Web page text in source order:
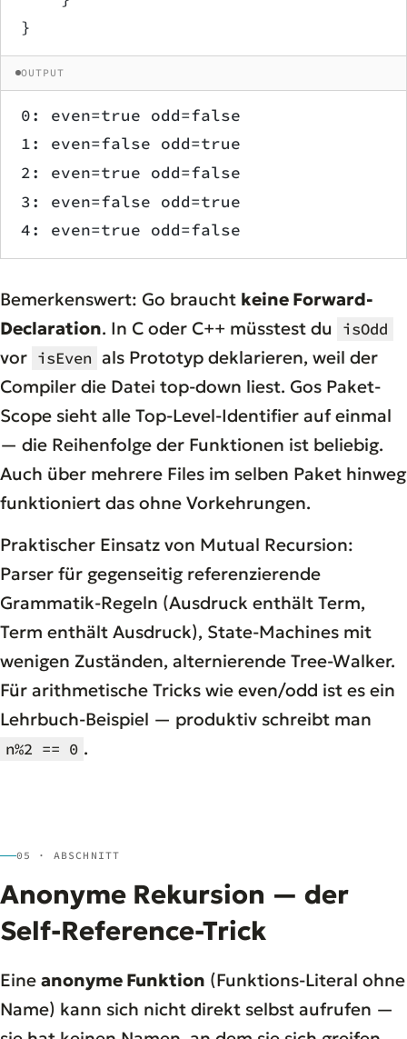
}
OUTPUT
0: even=true odd=false
1: even=false odd=true
2: even=true odd=false
3: even=false odd=true
4: even=true odd=false
Bemerkenswert: Go braucht keine Forward-
Declaration. In C oder C++ müsstest du isOdd
vor isEven als Prototyp deklarieren, weil der
Compiler die Datei top-down liest. Gos Paket-
Scope sieht alle Top-Level-Identifier auf einmal
— die Reihenfolge der Funktionen ist beliebig.
Auch über mehrere Files im selben Paket hinweg
funktioniert das ohne Vorkehrungen.
Praktischer Einsatz von Mutual Recursion:
Parser für gegenseitig referenzierende
Grammatik-Regeln (Ausdruck enthält Term,
Term enthält Ausdruck), State-Machines mit
wenigen Zuständen, alternierende Tree-Walker.
Für arithmetische Tricks wie even/odd ist es ein
Lehrbuch-Beispiel — produktiv schreibt man
n%2 == 0 .
05 · ABSCHNITT
Anonyme Rekursion — der
Self-Reference-Trick
Eine anonyme Funktion (Funktions-Literal ohne
Name) kann sich nicht direkt selbst aufrufen —